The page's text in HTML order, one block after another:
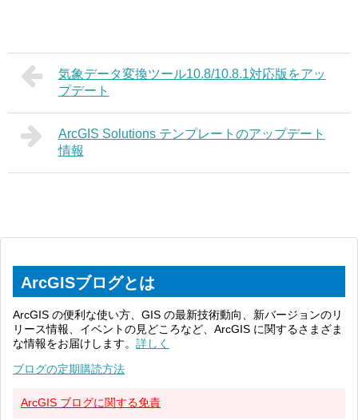
気象データ変換ツール10.8/10.8.1対応版をアッ
プデート
ArcGIS Solutions テンプレートのアップデート
情報
ArcGISブログとは
ArcGIS の便利な使い方、GIS の最新技術動向、新バージョンのリ
リース情報、イベントの見どころなど、ArcGIS に関するさまざま
な情報をお届けします。 詳しく
ブログの定期購読方法
ArcGIS ブログに関する免責